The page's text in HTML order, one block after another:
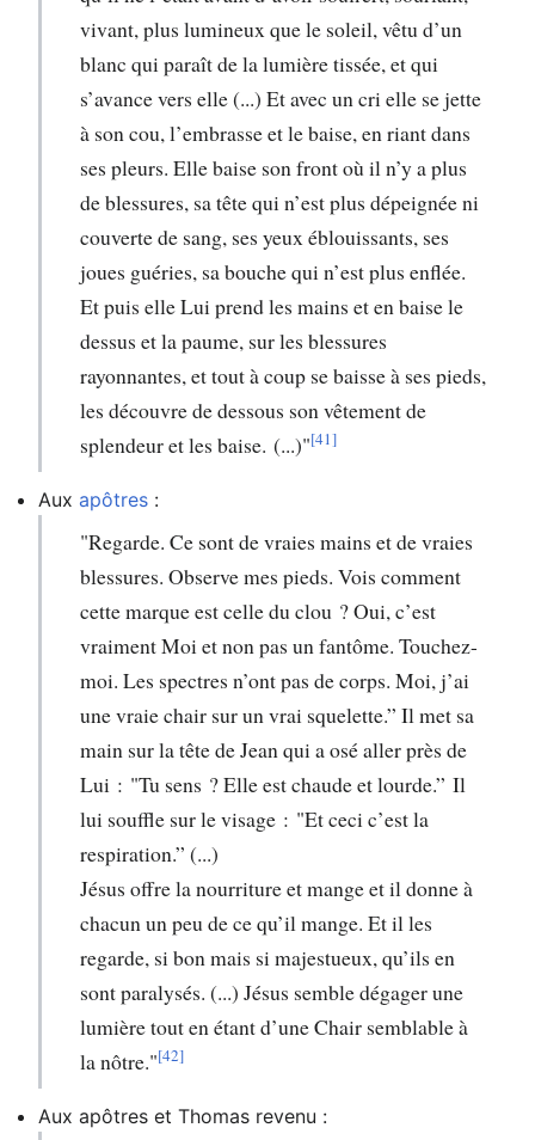
vivant, plus lumineux que le soleil, vêtu d’un
blanc qui paraît de la lumière tissée, et qui
s’avance vers elle (...) Et avec un cri elle se jette
à son cou, l’embrasse et le baise, en riant dans
ses pleurs. Elle baise son front où il n’y a plus
de blessures, sa tête qui n’est plus dépeignée ni
couverte de sang, ses yeux éblouissants, ses
joues guéries, sa bouche qui n’est plus enflée.
Et puis elle Lui prend les mains et en baise le
dessus et la paume, sur les blessures
rayonnantes, et tout à coup se baisse à ses pieds,
les découvre de dessous son vêtement de
splendeur et les baise. (...)"[41]
Aux apôtres :
"Regarde. Ce sont de vraies mains et de vraies
blessures. Observe mes pieds. Vois comment
cette marque est celle du clou ? Oui, c’est
vraiment Moi et non pas un fantôme. Touchez-
moi. Les spectres n’ont pas de corps. Moi, j’ai
une vraie chair sur un vrai squelette.” Il met sa
main sur la tête de Jean qui a osé aller près de
Lui : "Tu sens ? Elle est chaude et lourde.” Il
lui souffle sur le visage : "Et ceci c’est la
respiration.” (...)
Jésus offre la nourriture et mange et il donne à
chacun un peu de ce qu’il mange. Et il les
regarde, si bon mais si majestueux, qu’ils en
sont paralysés. (...) Jésus semble dégager une
lumière tout en étant d’une Chair semblable à
la nôtre."[42]
Aux apôtres et Thomas revenu :